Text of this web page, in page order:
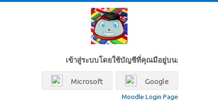
เข้าสู่ระบบโดยใช้บัญชีที่คุณมีอยู่บน:
Microsoft Google
Moodle Login Page